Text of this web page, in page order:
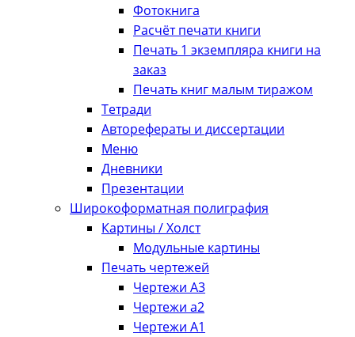
Фотокнига
Расчёт печати книги
Печать 1 экземпляра книги на
заказ
Печать книг малым тиражом
Тетради
Авторефераты и диссертации
Меню
Дневники
Презентации
Широкоформатная полиграфия
Картины / Холст
Модульные картины
Печать чертежей
Чертежи А3
Чертежи а2
Чертежи А1